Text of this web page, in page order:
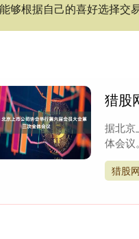
够根据自己的喜好选择交易
猎股
据北京
体会议
猎股网